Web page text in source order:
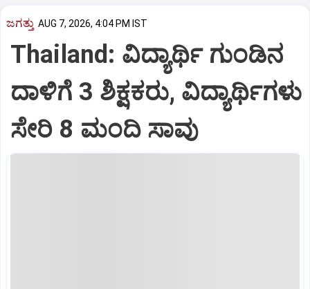
ಜಗತ್ತು AUG 7, 2026, 4:04 PM IST
Thailand: ವಿದ್ಯಾರ್ಥಿ ಗುಂಡಿನ
ದಾಳಿಗೆ 3 ಶಿಕ್ಷಕರು, ವಿದ್ಯಾರ್ಥಿಗಳು
ಸೇರಿ 8 ಮಂದಿ ಸಾವು